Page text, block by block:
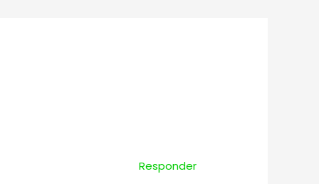
Responder